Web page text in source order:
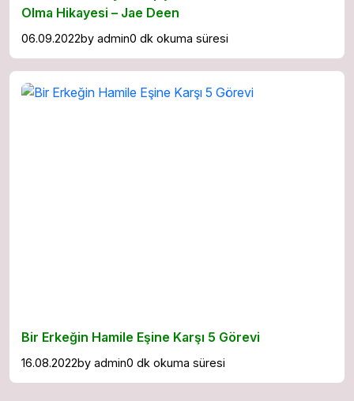
Olma Hikayesi – Jae Deen
06.09.2022by admin0 dk okuma süresi
Bir Erkeğin Hamile Eşine Karşı 5 Görevi
16.08.2022by admin0 dk okuma süresi